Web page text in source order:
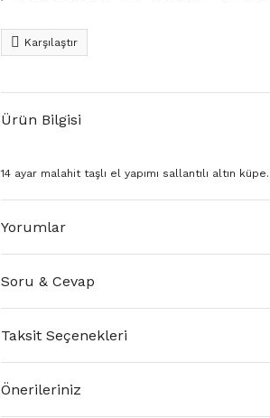
Karşılaştır
Ürün Bilgisi
14 ayar malahit taşlı el yapımı sallantılı altın
Yorumlar
Soru & Cevap
Taksit Seçenekleri
Önerileriniz